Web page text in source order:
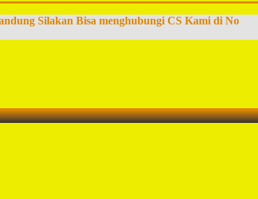
Silakan Bisa menghubungi CS Kami di No